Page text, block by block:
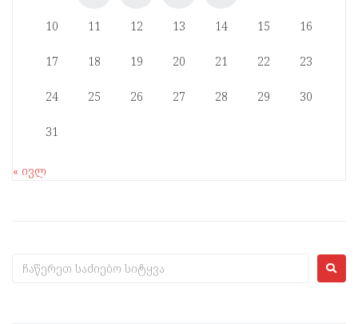
10 11 12 13 14 15 16
17 18 19 20 21 22 23
24 25 26 27 28 29 30
31
« ივლ